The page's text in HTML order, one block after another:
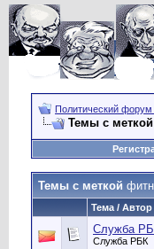
Политический форум
Темы с меткой
Темы с меткой
Тема / Автор
Служба
Служба РБК